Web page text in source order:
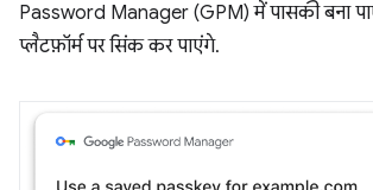
Password Manager (GPM) में पासकी बना
प्लैटफ़ॉर्म पर सिंक कर पाएंगे.